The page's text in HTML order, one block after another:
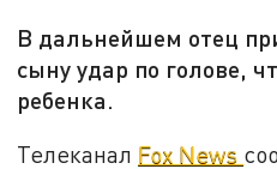
В дальнейшем отец
сыну удар по голове,
ребенка.
Телеканал Fox News